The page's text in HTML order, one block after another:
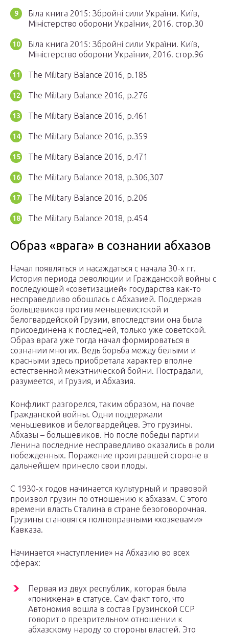
Біла книга 2015: Збройні сили України. Київ,
Міністерство оборони України», 2016. стор.30
Біла книга 2015: Збройні сили України. Київ,
Міністерство оборони України», 2016. стор.96
The Military Balance 2016, p.185
The Military Balance 2016, p.276
The Military Balance 2016, p.461
The Military Balance 2016, p.359
The Military Balance 2016, p.471
The Military Balance 2018, p.306,307
The Military Balance 2016, p.206
The Military Balance 2018, p.454
Образ «врага» в сознании абхазов
Начал появляться и насаждаться с начала 30-х гг.
История периода революции и Гражданской войны с
последующей «советизацией» государства как-то
несправедливо обошлась с Абхазией. Поддержав
большевиков против меньшевистской и
белогвардейской Грузии, впоследствии она была
присоединена к последней, только уже советской.
Образ врага уже тогда начал формироваться в
сознании многих. Ведь борьба между белыми и
красными здесь приобретала характер вполне
естественной межэтнической бойни. Пострадали,
разумеется, и Грузия, и Абхазия.
Конфликт разгорелся, таким образом, на почве
Гражданской войны. Одни поддержали
меньшевиков и белогвардейцев. Это грузины.
Абхазы – большевиков. Но после победы партии
Ленина последние несправедливо оказались в роли
побежденных. Поражение проигравшей стороне в
дальнейшем принесло свои плоды.
С 1930-х годов начинается культурный и правовой
произвол грузин по отношению к абхазам. С этого
времени власть Сталина в стране безоговорочная.
Грузины становятся полноправными «хозяевами»
Кавказа.
Начинается «наступление» на Абхазию во всех
сферах:
Первая из двух республик, которая была
«понижена» в статусе. Сам факт того, что
Автономия вошла в состав Грузинской ССР
говорит о презрительном отношении к
абхазскому народу со стороны властей. Это